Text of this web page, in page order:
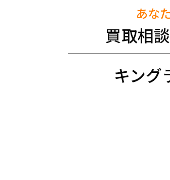
キング
あな
買取相